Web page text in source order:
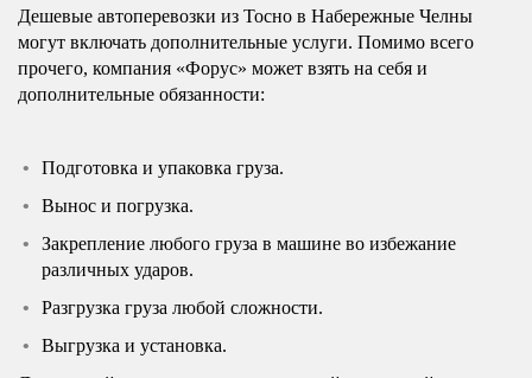
Дешевые автоперевозки из Тосно в Набережные Челны
могут включать дополнительные услуги. Помимо всего
прочего, компания «Форус» может взять на себя и
дополнительные обязанности:
Подготовка и упаковка груза.
Вынос и погрузка.
Закрепление любого груза в машине во избежание
различных ударов.
Разгрузка груза любой сложности.
Выгрузка и установка.